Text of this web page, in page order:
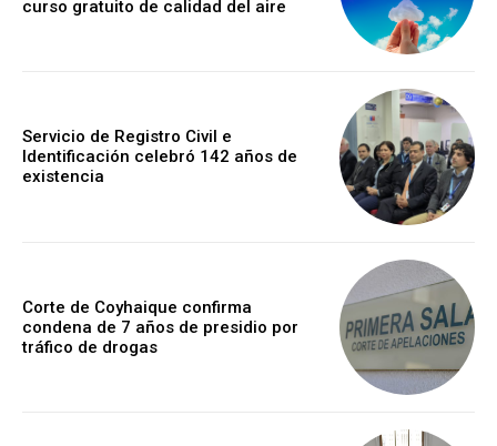
curso gratuito de calidad del aire
Servicio de Registro Civil e
Identificación celebró 142 años de
existencia
Corte de Coyhaique confirma
condena de 7 años de presidio por
tráfico de drogas